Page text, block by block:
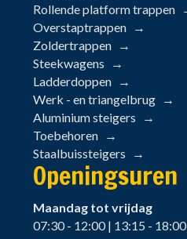
Rollende platform trappen
Overstaptrappen
Zoldertrappen
Steekwagens
Ladderdoppen
Werk - en triangelbrug
Aluminium steigers
Toebehoren
Staalbuissteigers
Openingsuren
Maandag tot vrijdag
07:30 - 12:00 | 13:15 - 18:00